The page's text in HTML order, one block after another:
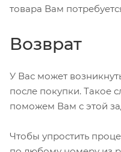
товара Вам
Возврат
У Вас может
после покупки. Такое
поможем Вам с этой
Чтобы упростить